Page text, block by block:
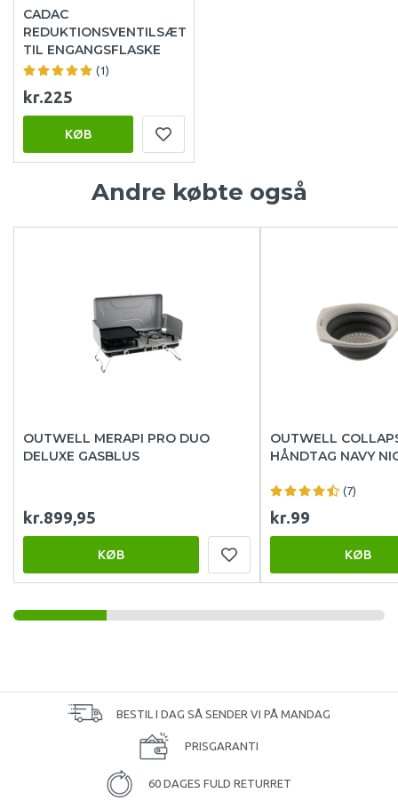
CADAC
REDUKTIONSVENTILSÆT
TIL ENGANGSFLASKE
(1)
kr.225
KØB
Andre købte også
OUTWELL MERAPI PRO DUO
DELUXE GASBLUS
kr.899,95
KØB
OUTWELL
HÅNDTAG NAVY
(7)
kr.99
KØB
BESTIL I DAG SÅ SENDER VI PÅ MANDAG
PRISGARANTI
60 DAGES FULD RETURRET